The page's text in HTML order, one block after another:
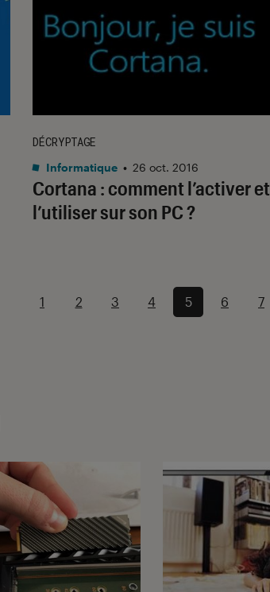
Cortana : comment l’activer et
l’utiliser sur son PC ?
DÉCRYPTAGE
Informatique • 26 oct. 2016
1 2 3 4 5 6 7